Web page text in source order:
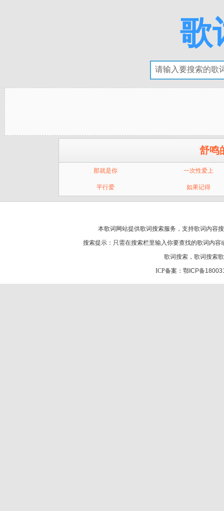
歌
舒鸣
那就是你 一次性爱上
平行爱 如果记得
本歌词网站提供歌词搜索服务，支持歌词 内容
搜索提示：只需在搜索栏里输入你要查找的歌词内
歌词搜索 ， 歌词搜索
ICP备案： 鄂ICP备